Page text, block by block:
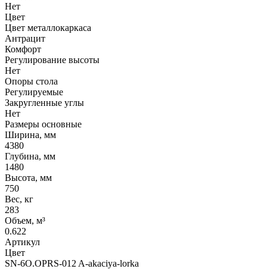
Нет
Цвет
Цвет металлокаркаса
Антрацит
Комфорт
Регулирование высоты
Нет
Опоры стола
Регулируемые
Закругленные углы
Нет
Размеры основные
Ширина, мм
4380
Глубина, мм
1480
Высота, мм
750
Вес, кг
283
Объем, м³
0.622
Артикул
Цвет
SN-6O.OPRS-012 A-akaciya-lorka